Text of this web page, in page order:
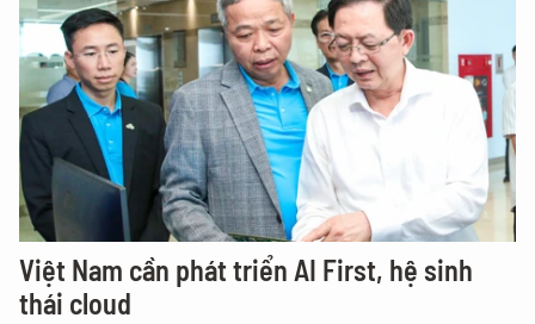
Việt Nam cần phát triển AI First, hệ sinh
thái cloud